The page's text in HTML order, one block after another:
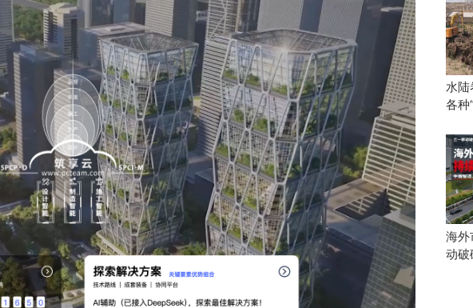
水陆
各种
海外
动破